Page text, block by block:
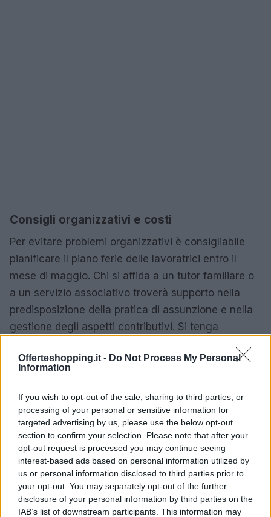
Offerteshopping.it - Do Not Process My Personal
Information
If you wish to opt-out of the sale, sharing to third parties, or
processing of your personal or sensitive information for
targeted advertising by us, please use the below opt-out
section to confirm your selection. Please note that after your
opt-out request is processed you may continue seeing
interest-based ads based on personal information utilized by
us or personal information disclosed to third parties prior to
your opt-out. You may separately opt-out of the further
disclosure of your personal information by third parties on the
IAB’s list of downstream participants. This information may
Consigli organizzativi e costi
Per evitare problemi organizzativi è consigliabile
pianificare il piano ferie delle lavoratrici entro il
mese di maggio. Chi si affida a un tutor familiare o
a un servizio associativo troverà supporto nella
predisposizione della pratica di assunzione e nella
gestione degli aspetti contributivi. Si tenga
presente la sostituta, il datore di lavoro è tenuto al
per il periodo interessato.
La gestione corretta delle ferie e delle sostituzioni è
parte di un approccio più ampio: riconoscere e
regolamentare il lavoro di cura significa offrire
stabilità a milioni di famiglie e dignità contrattuale
ai lavoratori che quotidianamente assistono
anziani, persone fragili e bambini.